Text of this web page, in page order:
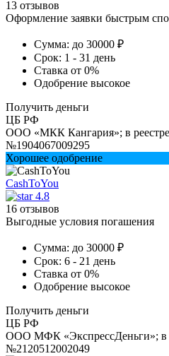
13 отзывов
Оформление заявки быстрым
Сумма: до 30000 ₽
Срок: 1 - 31 день
Ставка от 0%
Одобрение высокое
Получить деньги
ЦБ РФ
ООО «МКК Кангария»; в
№1904067009295
Хорошее одобрение
CashToYou
4.8
16 отзывов
Выгодные условия погашения
Сумма: до 30000 ₽
Срок: 6 - 21 день
Ставка от 0%
Одобрение высокое
Получить деньги
ЦБ РФ
ООО МФК «ЭкспрессДеньги»;
№2120512002049